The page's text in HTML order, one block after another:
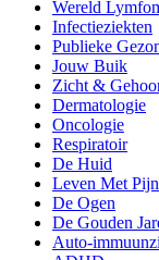
Wereld
Infectieziekten
Publieke
Jouw Buik
Zicht &
Dermatologie
Oncologie
Respiratoir
De Huid
Leven Met Pijn
De Ogen
De Gouden
Auto-